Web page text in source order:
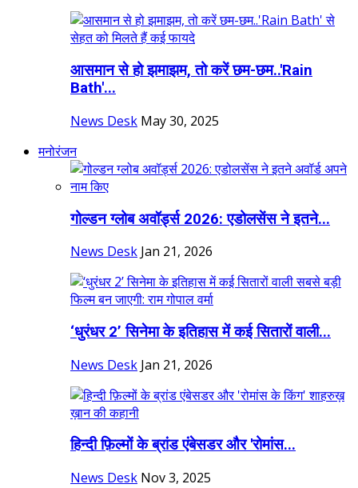
आसमान से हो झमाझम, तो करें छम-छम..'Rain
Bath'...
News Desk May 30, 2025
मनोरंजन
गोल्डन ग्लोब अवॉर्ड्स 2026: एडोलसेंस ने इतने...
News Desk Jan 21, 2026
‘धुरंधर 2’ सिनेमा के इतिहास में कई सितारों वाली...
News Desk Jan 21, 2026
हिन्दी फ़िल्मों के ब्रांड एंबेसडर और 'रोमांस...
News Desk Nov 3, 2025